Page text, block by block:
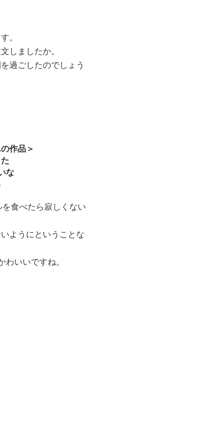
。
しましたか。
過ごしたのでしょう
作品＞
な
食べたら寂しくない
ようにということな
わいいですね。